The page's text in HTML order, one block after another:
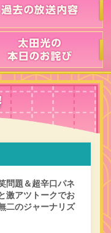
問題＆超辛口パネ
激アツトークでお
二のジャーナリズ